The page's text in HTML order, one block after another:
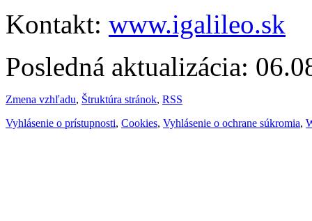
Kontakt: www.igalileo.sk
Posledná aktualizácia:
Zmena vzhľadu, Štruktúra stránok, RSS
Vyhlásenie o prístupnosti, Cookies, Vyhlásenie o ochrane súkromia,